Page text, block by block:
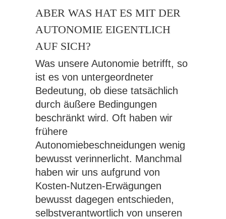
ABER WAS HAT ES MIT DER
AUTONOMIE EIGENTLICH
AUF SICH?
Was unsere Autonomie betrifft, so
ist es von untergeordneter
Bedeutung, ob diese tatsächlich
durch äußere Bedingungen
beschränkt wird. Oft haben wir
frühere
Autonomiebeschneidungen wenig
bewusst verinnerlicht. Manchmal
haben wir uns aufgrund von
Kosten-Nutzen-Erwägungen
bewusst dagegen entschieden,
selbstverantwortlich von unseren